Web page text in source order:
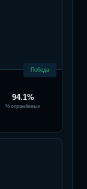
Победа
94.1%
% отражённых